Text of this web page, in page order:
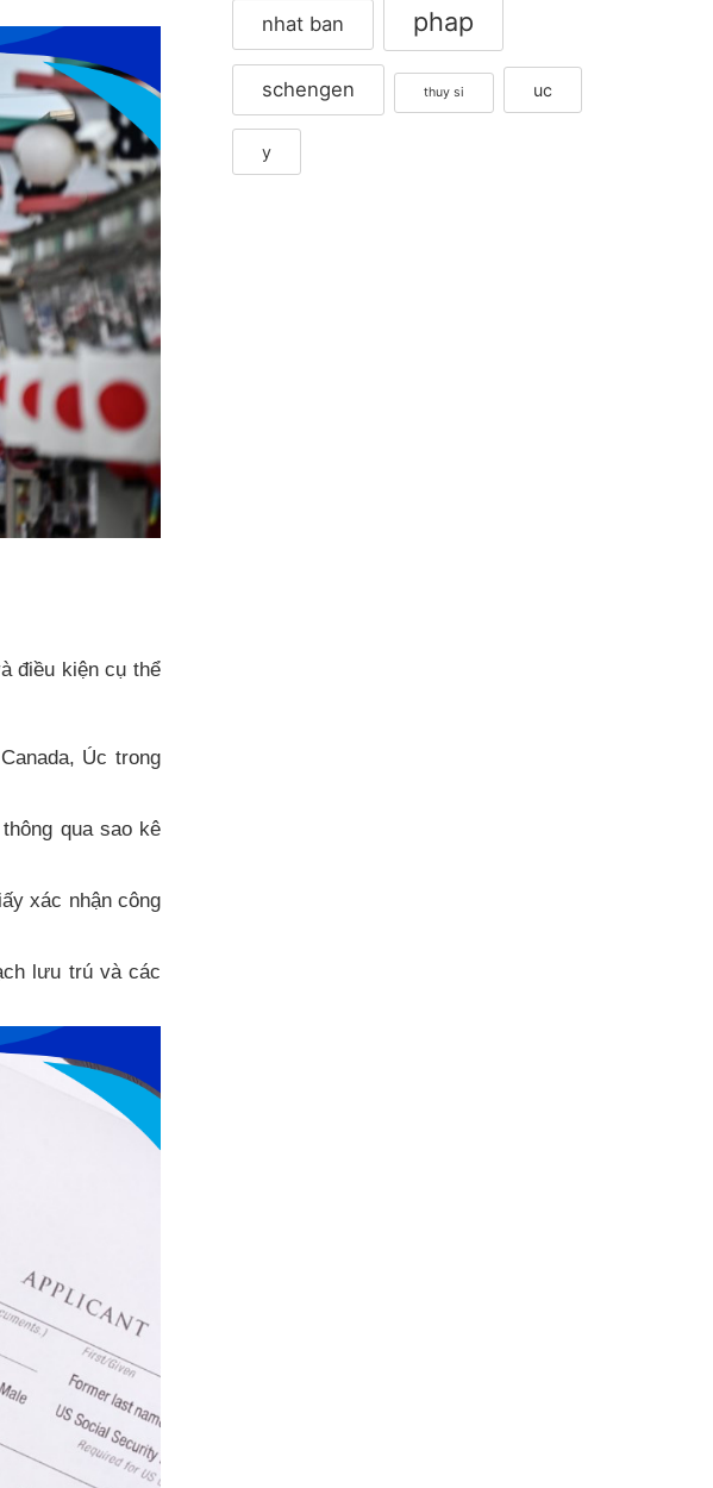
điều kiện cụ thể
Úc trong
qua sao kê
xác nhận công
lưu trú và các
nhat ban phap
schengen thuy si uc
y